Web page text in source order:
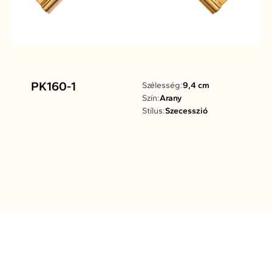
PK160-1 Szélesség:9,4 cm
Szín:Arany
Stílus:Szecesszió